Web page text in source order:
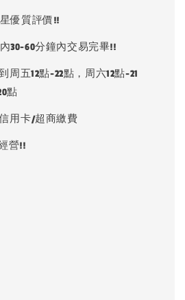
優質評價!!
30-60分鐘內交易完畢!!
周五12點-22點，周六12點-21
點
用卡/超商繳費
營!!